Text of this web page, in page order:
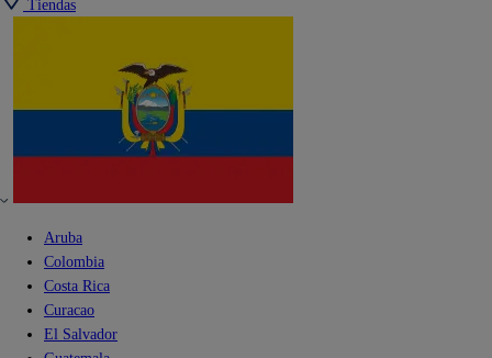
Tiendas
Aruba
Colombia
Costa Rica
Curacao
El Salvador